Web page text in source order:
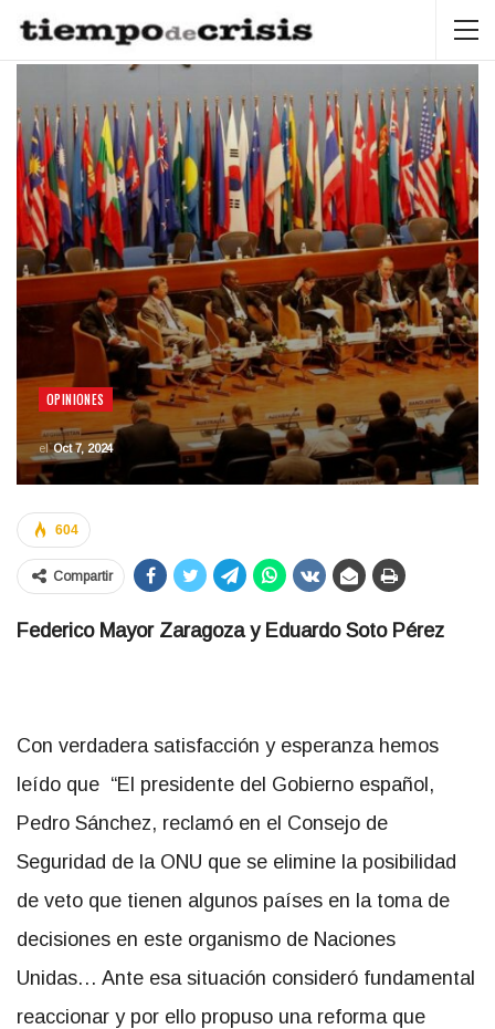
OPINIONES
elOct 7, 2024
604
Compartir
Federico Mayor Zaragoza y Eduardo Soto Pérez
Con verdadera satisfacción y esperanza hemos
leído que “El presidente del Gobierno español,
Pedro Sánchez, reclamó en el Consejo de
Seguridad de la ONU que se elimine la posibilidad
de veto que tienen algunos países en la toma de
decisiones en este organismo de Naciones
Unidas… Ante esa situación consideró fundamental
reaccionar y por ello propuso una reforma que